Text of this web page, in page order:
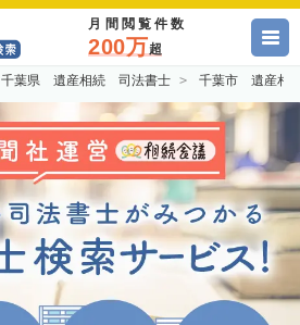
月間閲覧件数
200万超
千葉県 遺産相続 司法書士 千葉市 遺産相